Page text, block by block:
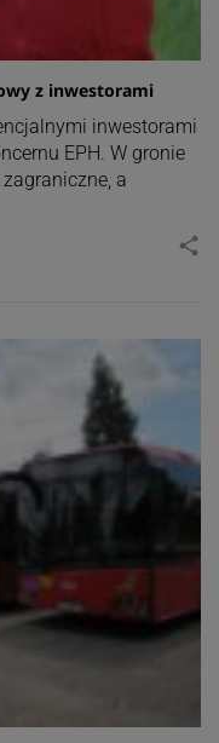
z inwestorami
inwestorami
EPH. W gronie
a
share